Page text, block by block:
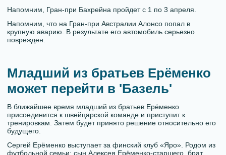
Напомним, Гран-при Бахрейна пройдет с 1 по 3 апреля.
Напомним, что на Гран-при Австралии Алонсо попал в
крупную аварию. В результате его автомобиль серьезно
поврежден.
Младший из братьев Ерёменко
может перейти в 'Базель'
В ближайшее время младший из братьев Ерёменко
присоединится к швейцарской команде и приступит к
тренировкам. Затем будет принято решение относительно его
будущего.
Сергей Ерёменко выступает за финский клуб «Яро». Родом из
футбольной семьи: сын Алексея Ерёменко-старшего, брат